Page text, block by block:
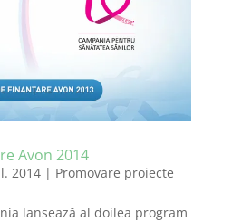
Avon 2014
2014| Promovare proiecte
lansează al doilea program